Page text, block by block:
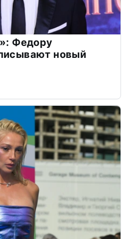
Федору
новый